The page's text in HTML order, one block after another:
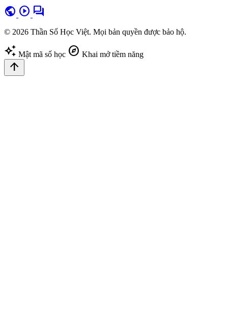
public play_circle forum
© 2026 Thần Số Học Việt. Mọi bản quyền được bảo hộ.
auto_awesome Mật mã số học explore Khai mở tiềm năng
arrow_upward